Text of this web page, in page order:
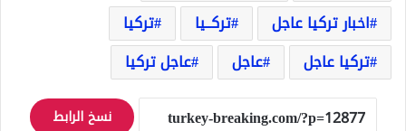
اخبار تركيا عاجل
تركــيا
تركيا
تركيا عاجل
عاجل عاجل تركيا
نسخ الرابط